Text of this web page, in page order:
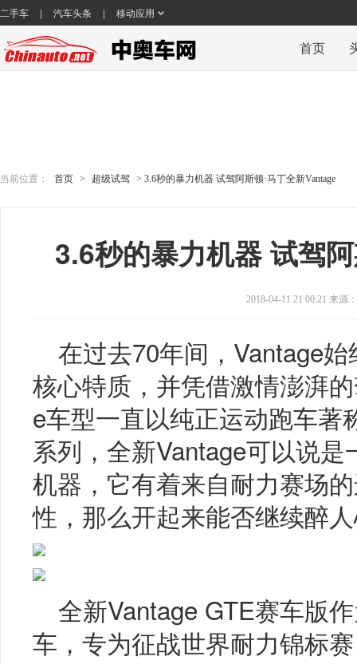
二手车 | 汽车头条 | 移动应用
首页
当前位置： 首页 > 超级试驾 > 3.6秒的暴力机器 试驾阿斯顿·马丁全新Vantage
3.6秒的暴力机器 试驾
2018-04-11 21:00:21 来源：
在过去70年间，Vantage
核心特质，并凭借激情澎湃
e车型一直以纯正运动跑车
系列，全新Vantage可以说
机器，它有着来自耐力赛场
性，那么开起来能否继续
全新Vantage GTE赛车版
车，专为征战世界耐力锦标